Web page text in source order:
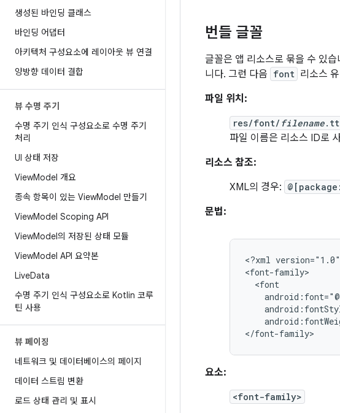
생성된 바인딩 클래스
바인딩 어댑터
아키텍처 구성요소에 레이아웃 뷰 연결
양방향 데이터 결합
뷰 수명 주기
수명 주기 인식 구성요소로 수명 주기
처리
UI 상태 저장
ViewModel 개요
종속 항목이 있는 ViewModel 만들기
ViewModel Scoping API
ViewModel의 저장된 상태 모듈
ViewModel API 요약본
LiveData
수명 주기 인식 구성요소로 Kotlin 코루
틴 사용
뷰 페이징
네트워크 및 데이터베이스의 페이지
데이터 스트림 변환
로드 상태 관리 및 표시
번들 글꼴
글꼴은 앱 리소스로 묶을 수 있습
니다. 그런 다음 font 리소스
파일 위치:
res/font/ filename
파일 이름은 리소스 ID로
리소스 참조:
XML의 경우:
문법:
<?xml version="1.0"
</font-family>
요소:
<font-family>